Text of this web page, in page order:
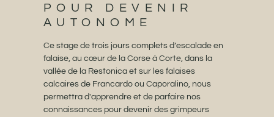
POUR DEVENIR
AUTONOME
Ce stage de trois jours complets d’escalade en
falaise, au cœur de la Corse à Corte, dans la
vallée de la Restonica et sur les falaises
calcaires de Francardo ou Caporalino, nous
permettra d'apprendre et de parfaire nos
connaissances pour devenir des grimpeurs